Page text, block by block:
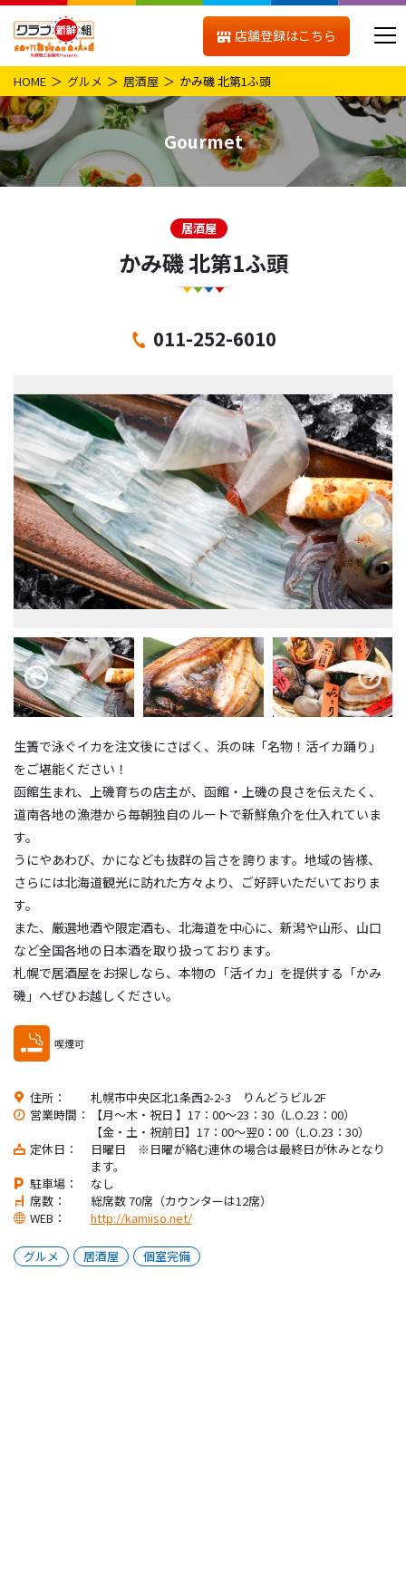
店舗登録はこちら
HOME グルメ 居酒屋 かみ磯 北第1ふ頭
Gourmet
居酒屋
かみ磯 北第1ふ頭
011-252-6010
生簀で泳ぐイカを注文後にさばく、浜の味「名物！活イカ踊り」
をご堪能ください！
函館生まれ、上磯育ちの店主が、函館・上磯の良さを伝えたく、
道南各地の漁港から毎朝独自のルートで新鮮魚介を仕入れていま
す。
うにやあわび、かになども抜群の旨さを誇ります。地域の皆様、
さらには北海道観光に訪れた方々より、ご好評いただいておりま
す。
また、厳選地酒や限定酒も、北海道を中心に、新潟や山形、山口
など全国各地の日本酒を取り扱っております。
札幌で居酒屋をお探しなら、本物の「活イカ」を提供する「かみ
磯」へぜひお越しください。
喫煙可
住所：
札幌市中央区北1条西2-2-3 りんどうビル2F
営業時間：
【月～木・祝日 】17：00～23：30（L.O.23：00）
【金・土・祝前日】17：00～翌0：00（L.O.23：30）
定休日：
日曜日 ※日曜が絡む連休の場合は最終日が休みとなり
ます。
駐車場：
なし
席数：
総席数 70席（カウンターは12席）
WEB：
http://kamiiso.net/
グルメ 居酒屋 個室完備